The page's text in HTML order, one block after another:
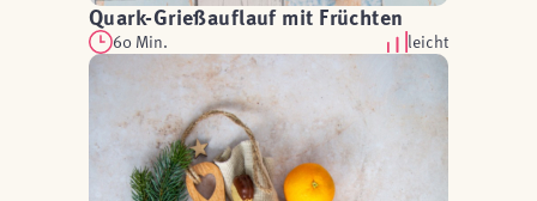
Quark-Grießauflauf mit Früchten
60 Min. leicht